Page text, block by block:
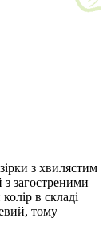
з хвилястим
загостреними
в складі
тому